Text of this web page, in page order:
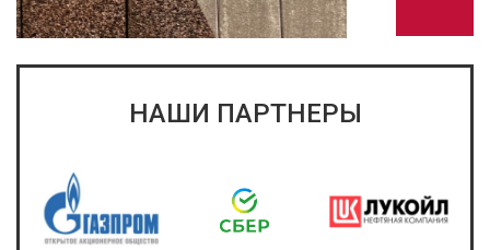
НАШИ ПАРТНЕРЫ